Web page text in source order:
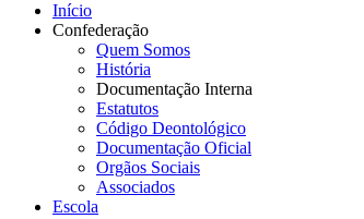
Início
Confederação
Quem Somos
História
Documentação Interna
Estatutos
Código Deontológico
Documentação Oficial
Orgãos Sociais
Associados
Escola